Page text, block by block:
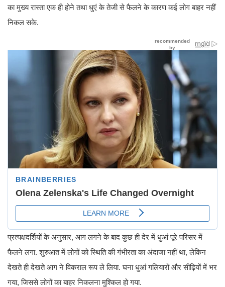
का मुख्य रास्ता एक ही होने तथा धुएं के तेजी से फैलने के कारण कई लोग बाहर नहीं
निकल सके.
प्रत्यक्षदर्शियों के अनुसार, आग लगने के बाद कुछ ही देर में धुआं पूरे परिसर में
फैलने लगा. शुरुआत में लोगों को स्थिति की गंभीरता का अंदाजा नहीं था, लेकिन
देखते ही देखते आग ने विकराल रूप ले लिया. घना धुआं गलियारों और सीढ़ियों में भर
गया, जिससे लोगों का बाहर निकलना मुश्किल हो गया.